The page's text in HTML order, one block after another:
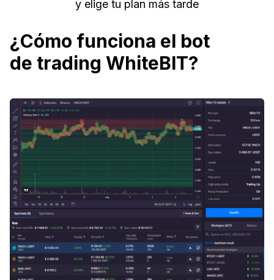
y elige tu plan más tarde
¿Cómo funciona el bot
de trading WhiteBIT?